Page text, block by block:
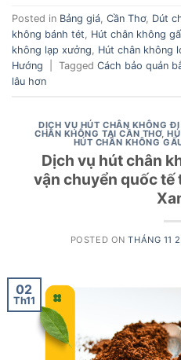
Posted in Bảng giá, Cần Thơ, Dút
không bánh tét, Hút chân không
không lạp xưởng, Hút chân không
Hướng
Tagged Cách bảo quản
lâu hơn
DỊCH VỤ HÚT CHÂN KHÔNG
CHÂN KHÔNG TẠI CẦN THƠ,
HÚT CHÂN KHÔNG
Dịch vụ hút chân
vận chuyển quốc tế
POSTED ONTHÁNG 11
02
Th11